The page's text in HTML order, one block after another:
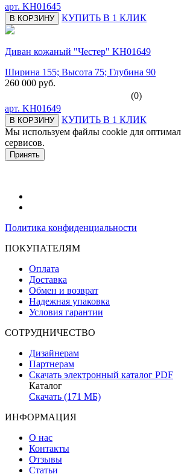
арт. KH01645
В КОРЗИНУ КУПИТЬ В 1 КЛИК
Диван кожаный "Честер" KH01649
Ширина 155; Высота 75; Глубина 90
260 000 руб.
(0)
арт. KH01649
В КОРЗИНУ
КУПИТЬ В 1 КЛИК
Мы используем файлы cookie для
сервисов.
Принять
Политика конфиденциальности
ПОКУПАТЕЛЯМ
Оплата
Доставка
Обмен и возврат
Надежная упаковка
Условия гарантии
СОТРУДНИЧЕСТВО
Дизайнерам
Партнерам
Скачать электронный каталог PDF
Каталог
Скачать (171 МБ)
ИНФОРМАЦИЯ
О нас
Контакты
Отзывы
Статьи